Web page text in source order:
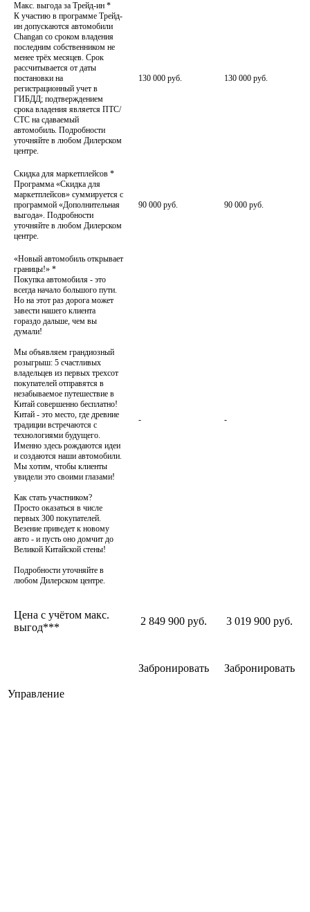
Макс. выгода за Трейд-ин *
К участию в программе Трейд-
ин допускаются автомобили
Changan со сроком владения
последним собственником не
менее трёх месяцев. Срок
рассчитывается от даты
постановки на
регистрационный учет в
ГИБДД; подтверждением
срока владения является ПТС/
СТС на сдаваемый
автомобиль. Подробности
уточняйте в любом Дилерском
центре.
130 000 руб. 130 000 руб.
Скидка для маркетплейсов *
Программа «Скидка для
маркетплейсов» суммируется с
программой «Дополнительная
выгода». Подробности
уточняйте в любом Дилерском
центре.
90 000 руб. 90 000 руб.
«Новый автомобиль открывает
границы!» *
Покупка автомобиля - это
всегда начало большого пути.
Но на этот раз дорога может
завести нашего клиента
гораздо дальше, чем вы
думали!
Мы объявляем грандиозный
розыгрыш: 5 счастливых
владельцев из первых трехсот
покупателей отправятся в
незабываемое путешествие в
Китай совершенно бесплатно!
Китай - это место, где древние
традиции встречаются с
технологиями будущего.
Именно здесь рождаются идеи
и создаются наши автомобили.
Мы хотим, чтобы клиенты
увидели это своими глазами!
Как стать участником?
Просто оказаться в числе
первых 300 покупателей.
Везение приведет к новому
авто - и пусть оно домчит до
Великой Китайской стены!
Подробности уточняйте в
любом Дилерском центре.
- -
Цена с учётом макс.
выгод***
2 849 900 руб. 3 019 900 руб.
Забронировать Забронировать
Управление